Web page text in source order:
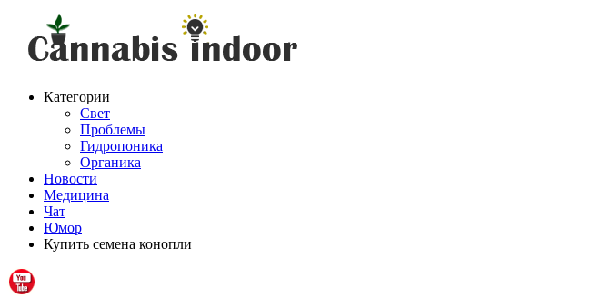
Категории
Свет
Проблемы
Гидропоника
Органика
Новости
Медицина
Чат
Юмор
Купить семена конопли